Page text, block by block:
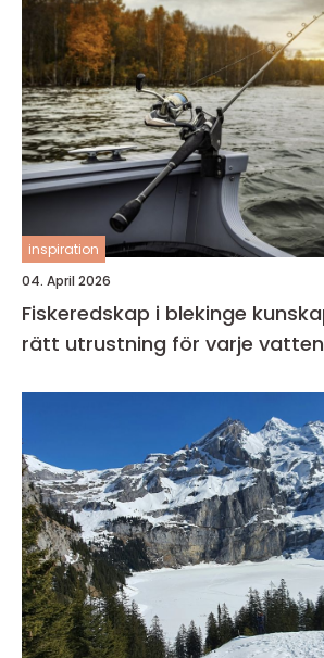
inspiration
04. April 2026
Fiskeredskap i blekinge kunskap, kvalitet och
rätt utrustning för varje vatten